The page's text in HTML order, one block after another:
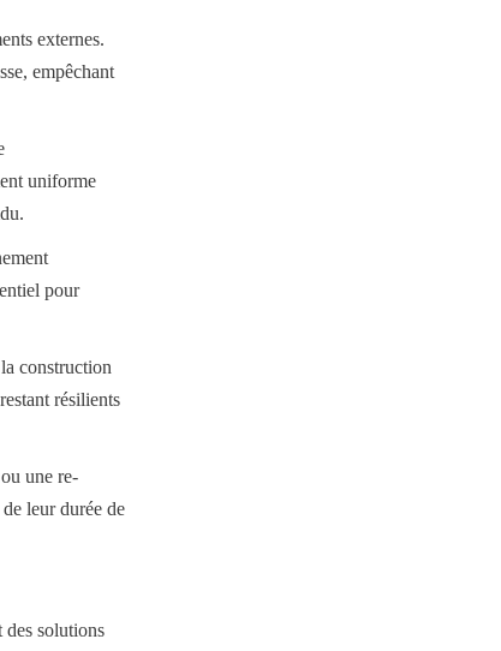
externes.
empêchant
uniforme
pour
construction
résilients
une re-
leur durée de
des solutions